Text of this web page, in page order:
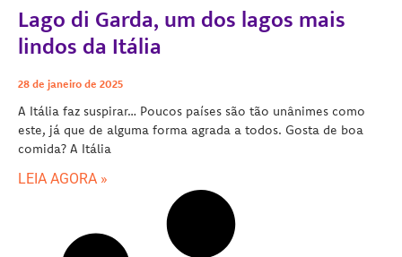
Lago di Garda, um dos lagos mais
lindos da Itália
28 de janeiro de 2025
A Itália faz suspirar… Poucos países são tão unânimes como
este, já que de alguma forma agrada a todos. Gosta de boa
comida? A Itália
LEIA AGORA »